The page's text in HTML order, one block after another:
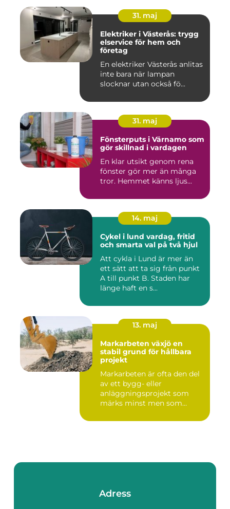
31. maj
Elektriker i Västerås: trygg
elservice för hem och
företag
En elektriker Västerås anlitas
inte bara när lampan
slocknar utan också fö...
31. maj
Fönsterputs i Värnamo som
gör skillnad i vardagen
En klar utsikt genom rena
fönster gör mer än många
tror. Hemmet känns ljus...
14. maj
Cykel i lund vardag, fritid
och smarta val på två hjul
Att cykla i Lund är mer än
ett sätt att ta sig från punkt
A till punkt B. Staden har
länge haft en s...
13. maj
Markarbeten växjö en
stabil grund för hållbara
projekt
Markarbeten är ofta den del
av ett bygg- eller
anläggningsprojekt som
märks minst men som
Adress